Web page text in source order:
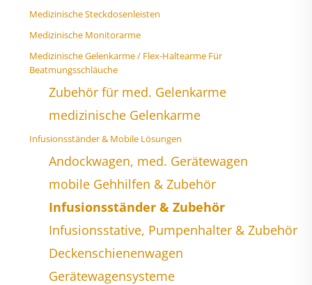
Medizinische Steckdosenleisten
Medizinische Monitorarme
Medizinische Gelenkarme / Flex-Haltearme Für
Beatmungsschläuche
Zubehör für med. Gelenkarme
medizinische Gelenkarme
Infusionsständer & Mobile Lösungen
Andockwagen, med. Gerätewagen
mobile Gehhilfen & Zubehör
Infusionsständer & Zubehör
Infusionsstative, Pumpenhalter & Zubehör
Deckenschienenwagen
Gerätewagensysteme